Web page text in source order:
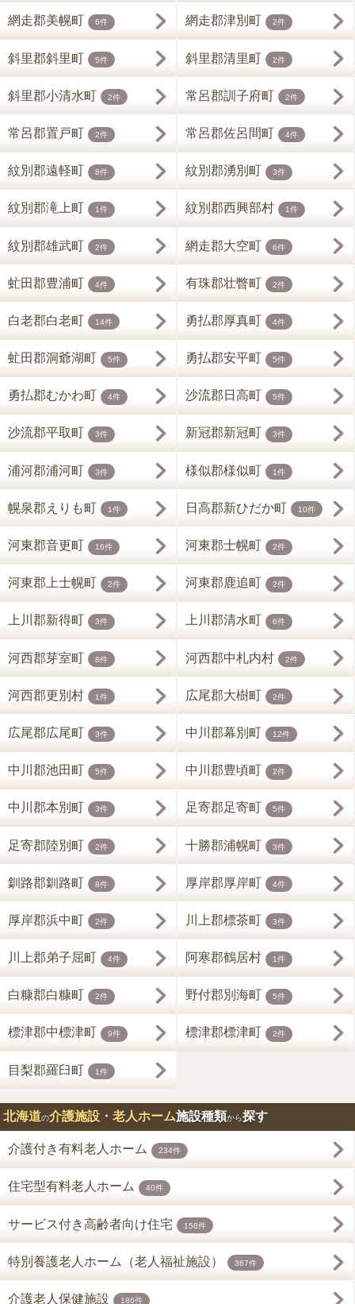
網走郡美幌町 6件 網走郡津別町 2件
斜里郡斜里町 5件 斜里郡清里町 2件
斜里郡小清水町 2件 常呂郡訓子府町 2件
常呂郡置戸町 2件 常呂郡佐呂間町 4件
紋別郡遠軽町 8件 紋別郡湧別町 3件
紋別郡滝上町 1件 紋別郡西興部村 1件
紋別郡雄武町 2件 網走郡大空町 6件
虻田郡豊浦町 4件 有珠郡壮瞥町 2件
白老郡白老町 14件 勇払郡厚真町 4件
虻田郡洞爺湖町 5件 勇払郡安平町 5件
勇払郡むかわ町 4件 沙流郡日高町 5件
沙流郡平取町 3件 新冠郡新冠町 3件
浦河郡浦河町 3件 様似郡様似町 1件
幌泉郡えりも町 1件 日高郡新ひだか町 10件
河東郡音更町 16件 河東郡士幌町 2件
河東郡上士幌町 2件 河東郡鹿追町 2件
上川郡新得町 3件 上川郡清水町 6件
河西郡芽室町 8件 河西郡中札内村 2件
河西郡更別村 1件 広尾郡大樹町 2件
広尾郡広尾町 3件 中川郡幕別町 12件
中川郡池田町 5件 中川郡豊頃町 2件
中川郡本別町 3件 足寄郡足寄町 5件
足寄郡陸別町 2件 十勝郡浦幌町 3件
釧路郡釧路町 8件 厚岸郡厚岸町 4件
厚岸郡浜中町 2件 川上郡標茶町 3件
川上郡弟子屈町 4件 阿寒郡鶴居村 1件
白糠郡白糠町 2件 野付郡別海町 5件
標津郡中標津町 9件 標津郡標津町 2件
目梨郡羅臼町 1件
北海道の介護施設・老人ホーム施設種類から探す
介護付き有料老人ホーム 234件
住宅型有料老人ホーム 40件
サービス付き高齢者向け住宅 158件
特別養護老人ホーム（老人福祉施設） 367件
介護老人保健施設 186件